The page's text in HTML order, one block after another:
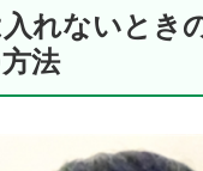
れないとき
法